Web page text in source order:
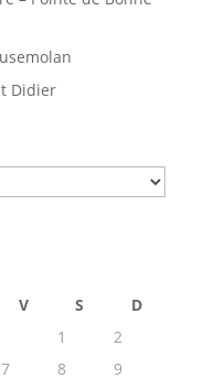
Didier
V S
D
1
2
7 8
9